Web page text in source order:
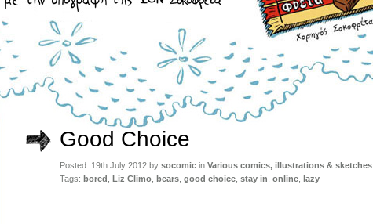
Good Choice
Posted: 19th July 2012 by socomic in Various comics, illustrations & sketches
Tags: bored Liz Climo bears good choice stay in online lazy